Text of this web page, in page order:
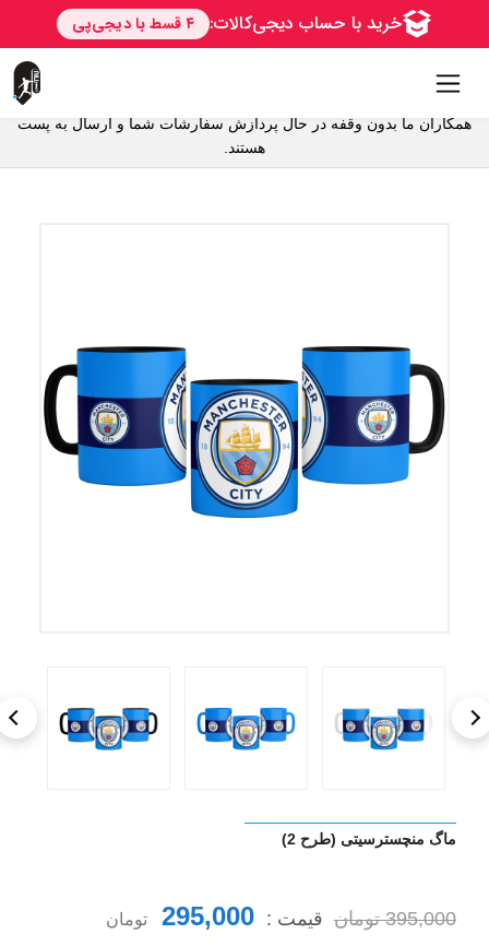
همکاران ما بدون وقفه در حال پردازش سفارشات شما و ارسال به پست
هستند.
ماگ منچسترسیتی (طرح 2)
395,000 تومان قیمت : 295,000 تومان